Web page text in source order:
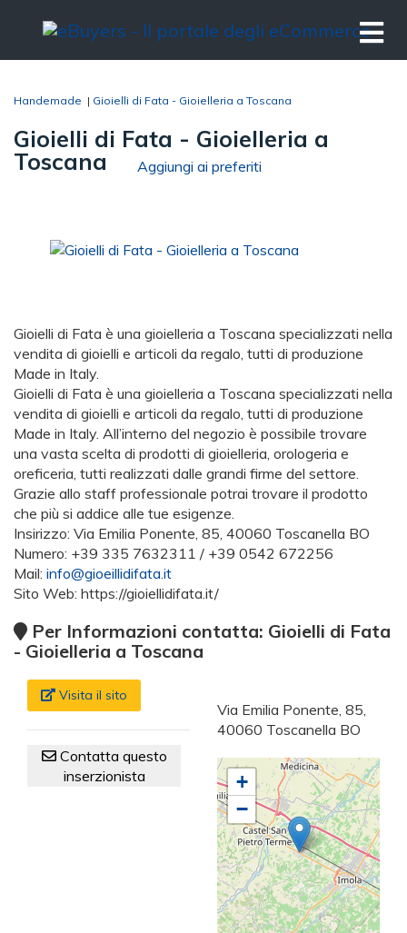
Handemade | Gioielli di Fata - Gioielleria a Toscana
Gioielli di Fata - Gioielleria a
Toscana
Aggiungi ai preferiti
Gioielli di Fata è una gioielleria a Toscana specializzati nella
vendita di gioielli e articoli da regalo, tutti di produzione
Made in Italy.
Gioielli di Fata è una gioielleria a Toscana specializzati nella
vendita di gioielli e articoli da regalo, tutti di produzione
Made in Italy. All’interno del negozio è possibile trovare
una vasta scelta di prodotti di gioielleria, orologeria e
oreficeria, tutti realizzati dalle grandi firme del settore.
Grazie allo staff professionale potrai trovare il prodotto
che più si addice alle tue esigenze.
Insirizzo: Via Emilia Ponente, 85, 40060 Toscanella BO
Numero: +39 335 7632311 / +39 0542 672256
Mail: info@gioeillidifata.it
Sito Web: https://gioiellidifata.it/
Per Informazioni contatta: Gioielli di Fata
- Gioielleria a Toscana
Visita il sito
Contatta questo
inserzionista
Via Emilia Ponente, 85,
40060 Toscanella BO
+
−